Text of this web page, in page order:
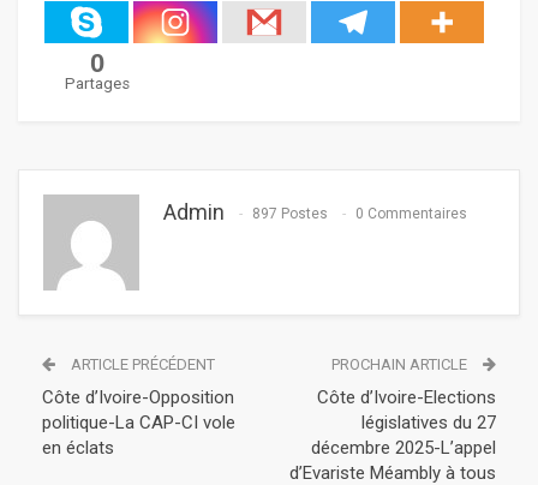
0
Partages
Admin 897 Postes 0 Commentaires
ARTICLE PRÉCÉDENT
Côte d’Ivoire-Opposition
politique-La CAP-CI vole
en éclats
PROCHAIN ARTICLE
Côte d’Ivoire-Elections
législatives du 27
décembre 2025-L’appel
d’Evariste Méambly à tous